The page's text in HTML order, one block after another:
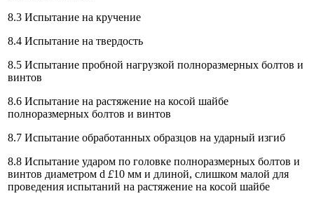
8.3 Испытание на кручение
8.4 Испытание на твердость
8.5 Испытание пробной нагрузкой полноразмерных болтов и
винтов
8.6 Испытание на растяжение на косой шайбе
полноразмерных болтов и винтов
8.7 Испытание обработанных образцов на ударный изгиб
8.8 Испытание ударом по головке полноразмерных болтов и
винтов диаметром d £10 мм и длиной, слишком малой для
проведения испытаний на растяжение на косой шайбе